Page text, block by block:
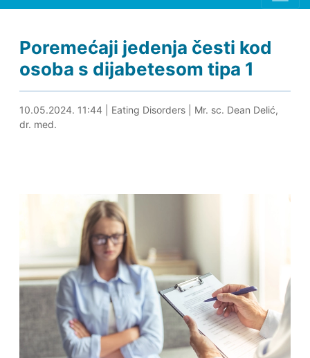
Poremećaji jedenja česti kod
osoba s dijabetesom tipa 1
10.05.2024. 12:02
10.05.2024. 11:44| Eating Disorders| Mr. sc. Dean Delić,
dr. med.